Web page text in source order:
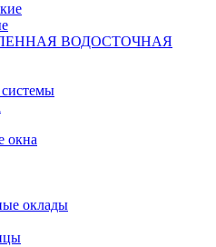
ВОДОСТОЧНАЯ
окна
оклады